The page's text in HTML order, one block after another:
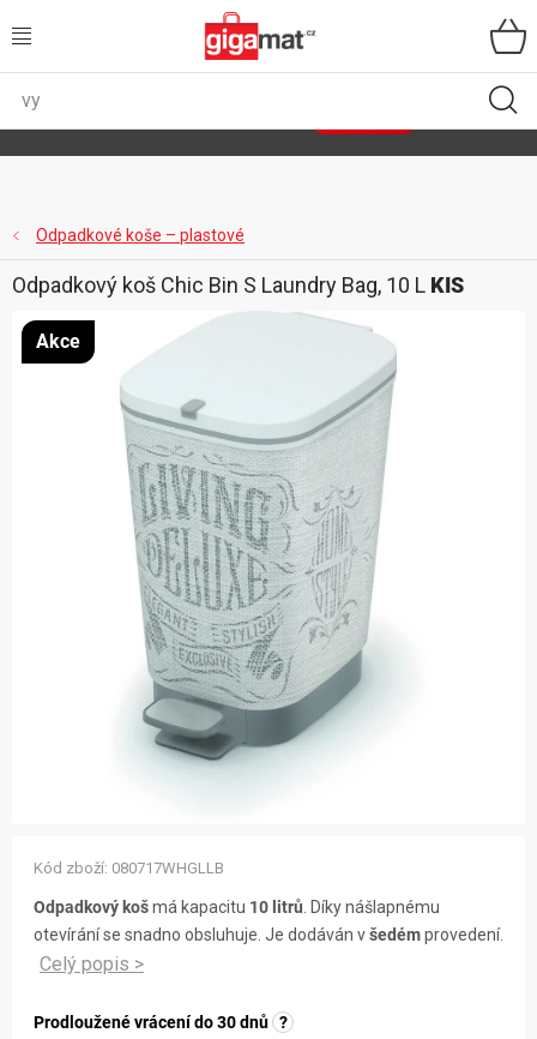
na
VŠECHNY KATEGORIE
ZAHRADA
DÍLNA
ÚLOŽNÉ BOXY
SPORT, OUTDOOR
12 důvodů proč Gigamat Možnosti dopravy
Odpadkové koše – plastové
Odpadkový košmá kapacitu 10 litrů . Díky nášlapnému
otevírání se snadno obsluhuje. Je dodáván všedémprovedení.
Prodloužené vrácení do 30 dnů ?
Kód zboží: 080717WHGLLB
Odpadkový koš Chic Bin S Laundry Bag, 10 L KIS
Akce